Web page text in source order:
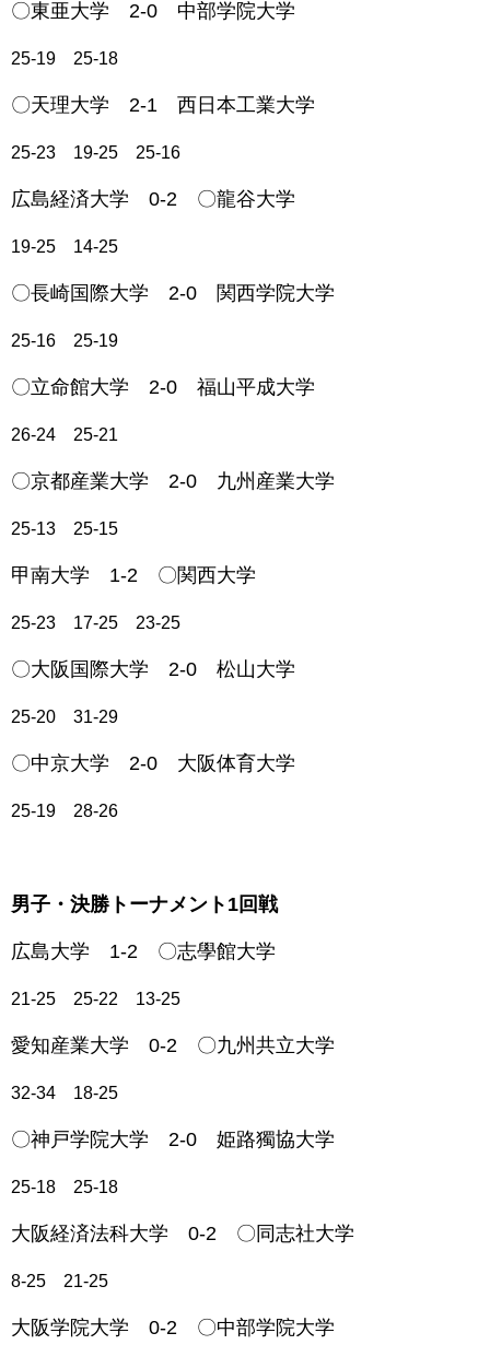
〇東亜大学 2-0 中部学院大学
25-19 25-18
〇天理大学 2-1 西日本工業大学
25-23 19-25 25-16
広島経済大学 0-2 〇龍谷大学
19-25 14-25
〇長崎国際大学 2-0 関西学院大学
25-16 25-19
〇立命館大学 2-0 福山平成大学
26-24 25-21
〇京都産業大学 2-0 九州産業大学
25-13 25-15
甲南大学 1-2 〇関西大学
25-23 17-25 23-25
〇大阪国際大学 2-0 松山大学
25-20 31-29
〇中京大学 2-0 大阪体育大学
25-19 28-26
男子・決勝トーナメント1回戦
広島大学 1-2 〇志學館大学
21-25 25-22 13-25
愛知産業大学 0-2 〇九州共立大学
32-34 18-25
〇神戸学院大学 2-0 姫路獨協大学
25-18 25-18
大阪経済法科大学 0-2 〇同志社大学
8-25 21-25
大阪学院大学 0-2 〇中部学院大学